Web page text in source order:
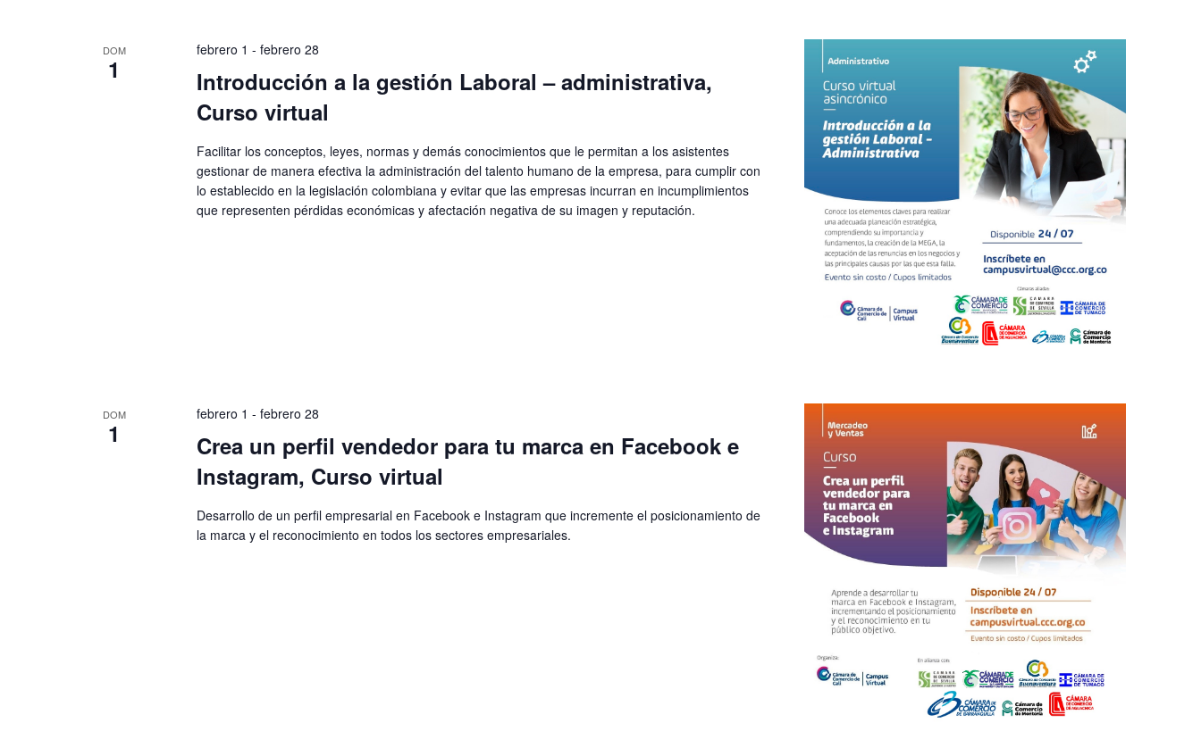
DOM
1
febrero 1 - febrero 28
Introducción a la gestión Laboral – administrativa,
Curso virtual
Facilitar los conceptos, leyes, normas y demás conocimientos que le permitan a los asistentes
gestionar de manera efectiva la administración del talento humano de la empresa, para cumplir con
lo establecido en la legislación colombiana y evitar que las empresas incurran en incumplimientos
que representen pérdidas económicas y afectación negativa de su imagen y reputación.
DOM
1
febrero 1 - febrero 28
Crea un perfil vendedor para tu marca en Facebook e
Instagram, Curso virtual
Desarrollo de un perfil empresarial en Facebook e Instagram que incremente el posicionamiento de
la marca y el reconocimiento en todos los sectores empresariales.